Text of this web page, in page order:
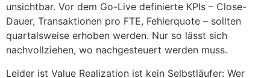
unsichtbar. Vor dem Go-Live definierte KPIs – Close-
Dauer, Transaktionen pro FTE, Fehlerquote – sollten
quartalsweise erhoben werden. Nur so lässt sich
nachvollziehen, wo nachgesteuert werden muss.
Leider ist Value Realization ist kein Selbstläufer: Wer